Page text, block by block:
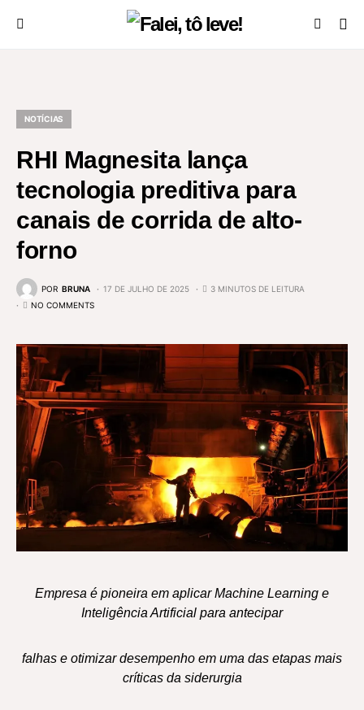
NOTÍCIAS
RHI Magnesita lança
tecnologia preditiva para
canais de corrida de alto-
forno
POR BRUNA 17 DE JULHO DE 2025
3 MINUTOS DE LEITURA
NO COMMENTS
Empresa é pioneira em aplicar Machine Learning e
Inteligência Artificial para antecipar
falhas e otimizar desempenho em uma das etapas mais
críticas da siderurgia